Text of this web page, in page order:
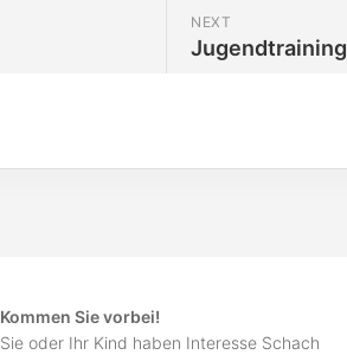
NEXT
Jugendtraining
Kommen Sie vorbei!
Sie oder Ihr Kind haben Interesse Schach